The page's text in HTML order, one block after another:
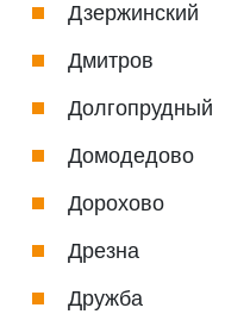
Дзержинский
Дмитров
Долгопрудный
Домодедово
Дорохово
Дрезна
Дружба